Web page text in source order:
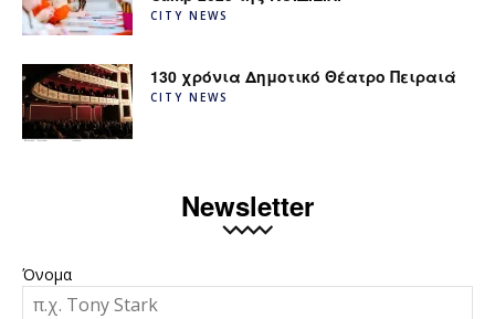
CITY NEWS
130 χρόνια Δημοτικό Θέατρο Πειραιά
CITY NEWS
Newsletter
Όνομα